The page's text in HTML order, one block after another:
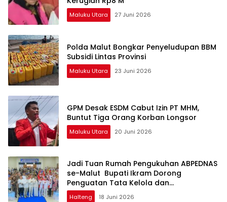
Maluku Utara 27 Juni 2026
Polda Malut Bongkar Penyeludupan BBM
Subsidi Lintas Provinsi
Maluku Utara 23 Juni 2026
GPM Desak ESDM Cabut Izin PT MHM,
Buntut Tiga Orang Korban Longsor
Maluku Utara 20 Juni 2026
Jadi Tuan Rumah Pengukuhan ABPEDNAS
se-Malut Bupati Ikram Dorong
Penguatan Tata Kelola dan
Pengawasan Desa
Halteng 18 Juni 2026